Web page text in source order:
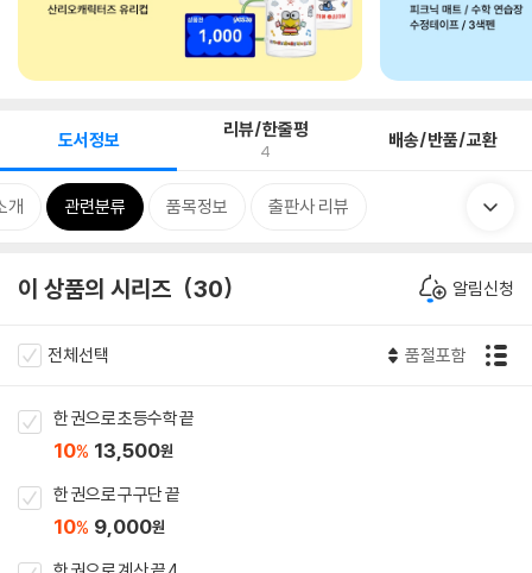
도서정보 리뷰/한줄평
4 배송/반품/교환
개 관련분류 품목정보 출판사 리뷰
이 상품의 시리즈 30 알림신청
전체선택 품절포함
한 권으로 초등수학 끝
10% 13,500원
한 권으로 구구단 끝
10% 9,000원